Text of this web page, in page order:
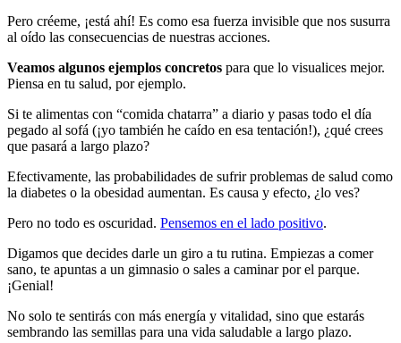
Pero créeme, ¡está ahí! Es como esa fuerza invisible que nos susurra
al oído las consecuencias de nuestras acciones.
Veamos algunos ejemplos concretos para que lo visualices mejor.
Piensa en tu salud, por ejemplo.
Si te alimentas con “comida chatarra” a diario y pasas todo el día
pegado al sofá (¡yo también he caído en esa tentación!), ¿qué crees
que pasará a largo plazo?
Efectivamente, las probabilidades de sufrir problemas de salud como
la diabetes o la obesidad aumentan. Es causa y efecto, ¿lo ves?
Pero no todo es oscuridad. Pensemos en el lado positivo.
Digamos que decides darle un giro a tu rutina. Empiezas a comer
sano, te apuntas a un gimnasio o sales a caminar por el parque.
¡Genial!
No solo te sentirás con más energía y vitalidad, sino que estarás
sembrando las semillas para una vida saludable a largo plazo.